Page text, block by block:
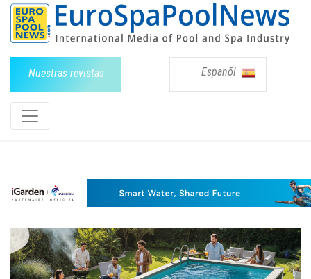
Nuestras revistas Espanõl